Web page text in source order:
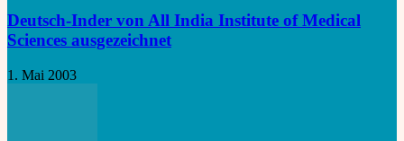
Deutsch-Inder von All India Institute of Medical
Sciences ausgezeichnet
1. Mai 2003